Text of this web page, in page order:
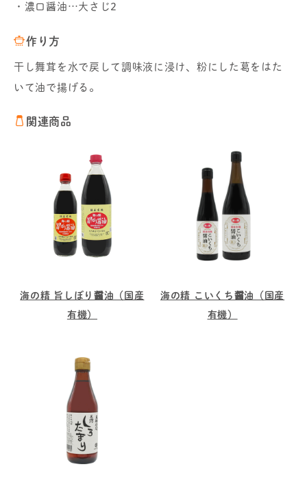
・濃口醤油…大さじ2
作り方
干し舞茸を水で戻して調味液に浸け、粉にした葛をはた
いて油で揚げる。
関連商品
海の精 旨しぼり醤油（国産
有機）
海の精 こいくち醤油（国産
有機）